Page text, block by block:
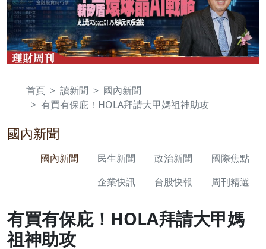
首頁 讀新聞
國內新聞
有買有保庇！HOLA拜請大甲媽祖神助攻
國內新聞
國內新聞 民生新聞 政治新聞
國際焦點
企業快訊
台股快報 周刊精選
有買有保庇！HOLA拜請大甲媽
祖神助攻